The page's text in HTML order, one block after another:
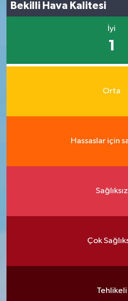
Bekilli Hava Kalitesi
İyi
1
Orta
Hassaslar için
Sağlıksız
Çok
Tehlikeli